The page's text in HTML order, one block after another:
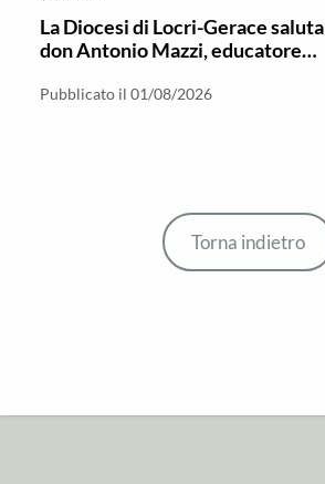
La Diocesi di Locri-Gerace saluta
don Antonio Mazzi, educatore
Pubblicato il 01/08/2026
Torna indietro